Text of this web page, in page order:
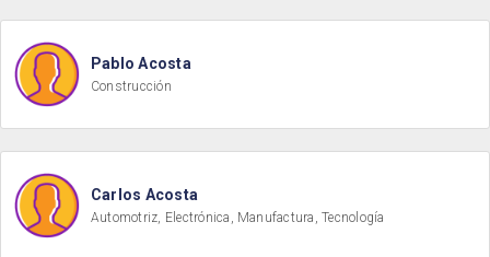
Pablo Acosta
Construcción
Carlos Acosta
Automotriz, Electrónica, Manufactura, Tecnología